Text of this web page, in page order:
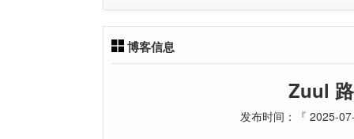
博客信息
Zuul
发布时间：『 2025-